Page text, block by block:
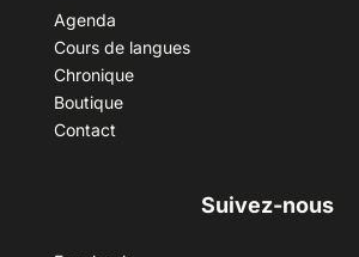
Agenda
Cours de langues
Chronique
Boutique
Contact
Suivez-nous